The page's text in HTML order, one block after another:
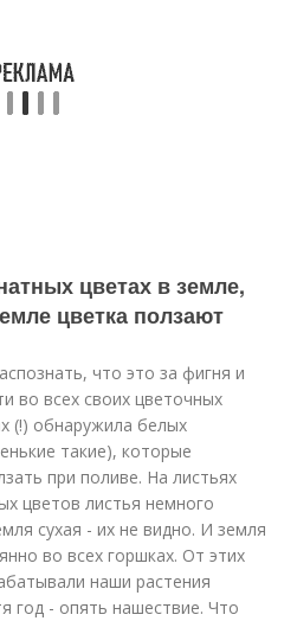
цветах в земле,
цветка ползают
что это за фигня и
во всех своих цветочных
(!) обнаружила белых
такие), которые
при поливе. На листьях
цветов листья немного
сухая - их не видно. И земля
во всех горшках. От этих
наши растения
год - опять нашествие. Что